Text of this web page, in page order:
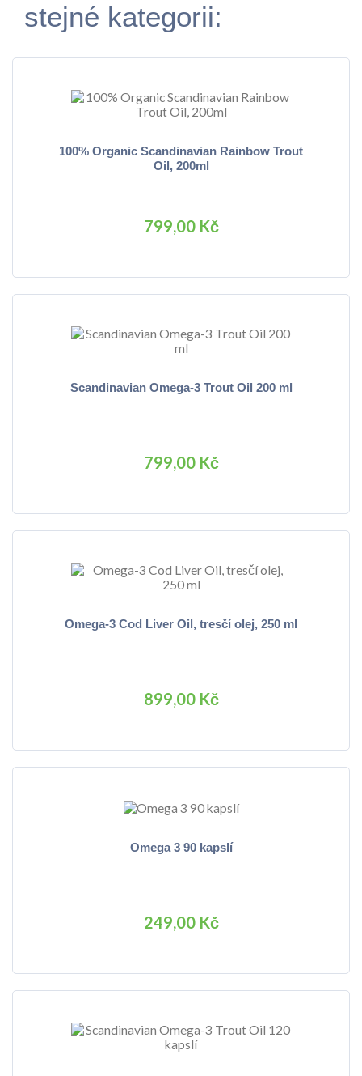
stejné kategorii:
100% Organic Scandinavian Rainbow Trout
Oil, 200ml
799,00 Kč
Scandinavian Omega-3 Trout Oil 200 ml
799,00 Kč
Omega-3 Cod Liver Oil, tresčí olej, 250 ml
899,00 Kč
Omega 3 90 kapslí
249,00 Kč